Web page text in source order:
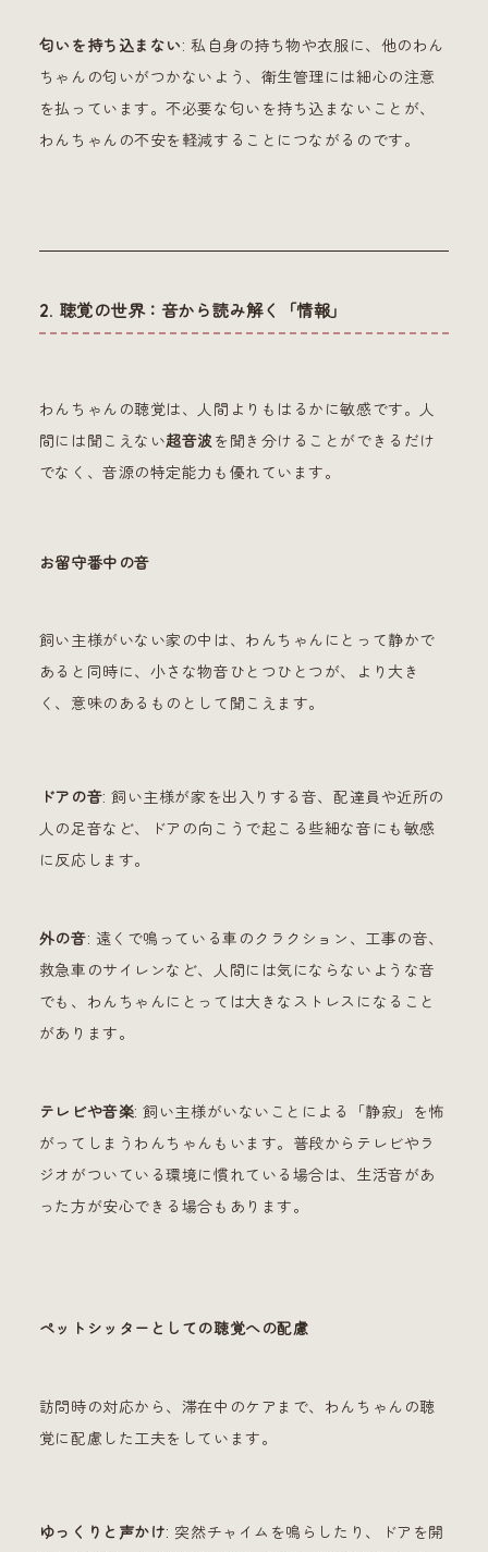
匂いを持ち込まない: 私自身の持ち物や衣服に、他のわん
ちゃんの匂いがつかないよう、衛生管理には細心の注意
を払っています。不必要な匂いを持ち込まないことが、
わんちゃんの不安を軽減することにつながるのです。
2. 聴覚の世界：音から読み解く「情報」
わんちゃんの聴覚は、人間よりもはるかに敏感です。人
間には聞こえない超音波 を聞き分けることができるだけ
でなく、音源の特定能力も優れています。
お留守番中の音
飼い主様がいない家の中は、わんちゃんにとって静かで
あると同時に、小さな物音ひとつひとつが、より大き
く、意味のあるものとして聞こえます。
ドアの音: 飼い主様が家を出入りする音、配達員や近所の
人の足音など、ドアの向こうで起こる些細な音にも敏感
に反応します。
外の音: 遠くで鳴っている車のクラクション、工事の音、
救急車のサイレンなど、人間には気にならないような音
でも、わんちゃんにとっては大きなストレスになること
があります。
テレビや音楽: 飼い主様がいないことによる「静寂」を怖
がってしまうわんちゃんもいます。普段からテレビやラ
ジオがついている環境に慣れている場合は、生活音があ
った方が安心できる場合もあります。
ペットシッターとしての聴覚への配慮
訪問時の対応から、滞在中のケアまで、わんちゃんの聴
覚に配慮した工夫をしています。
ゆっくりと声かけ: 突然チャイムを鳴らしたり、ドアを開